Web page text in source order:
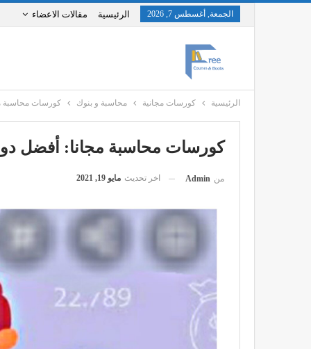
الجمعة, أغسطس 7, 2026 الرئيسية مقالات الاعضاء
الرئيسية كورسات مجانية محاسبة و بنوك كورسات محاسبة
كورسات محاسبة مجانا: أفضل
من Admin اخر تحديث مايو 19, 2021